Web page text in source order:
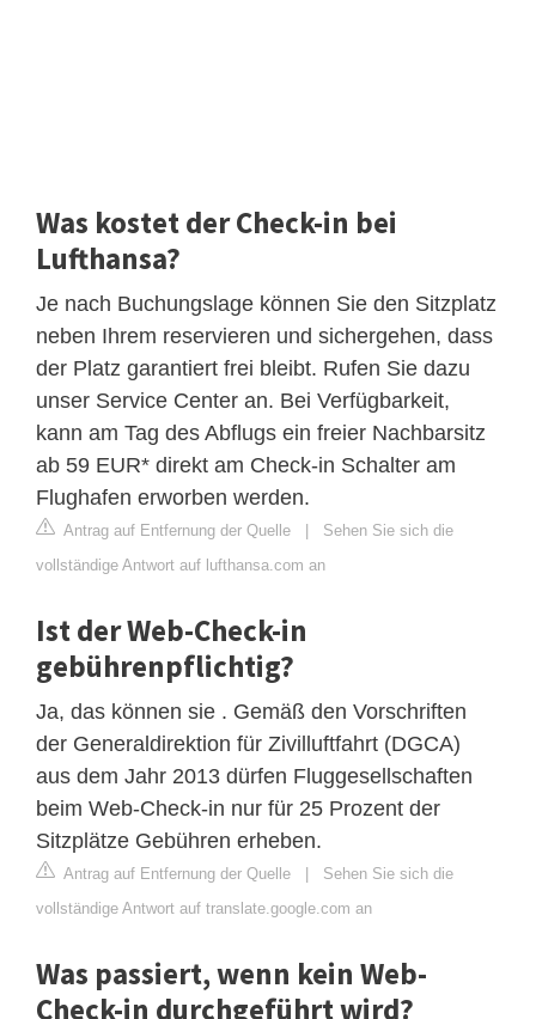
Was kostet der Check-in bei
Lufthansa?
Je nach Buchungslage können Sie den Sitzplatz
neben Ihrem reservieren und sichergehen, dass
der Platz garantiert frei bleibt. Rufen Sie dazu
unser Service Center an. Bei Verfügbarkeit,
kann am Tag des Abflugs ein freier Nachbarsitz
ab 59 EUR* direkt am Check-in Schalter am
Flughafen erworben werden.
Antrag auf Entfernung der Quelle | Sehen Sie sich die
vollständige Antwort auf lufthansa.com an
Ist der Web-Check-in
gebührenpflichtig?
Ja, das können sie . Gemäß den Vorschriften
der Generaldirektion für Zivilluftfahrt (DGCA)
aus dem Jahr 2013 dürfen Fluggesellschaften
beim Web-Check-in nur für 25 Prozent der
Sitzplätze Gebühren erheben.
Antrag auf Entfernung der Quelle | Sehen Sie sich die
vollständige Antwort auf translate.google.com an
Was passiert, wenn kein Web-
Check-in durchgeführt wird?